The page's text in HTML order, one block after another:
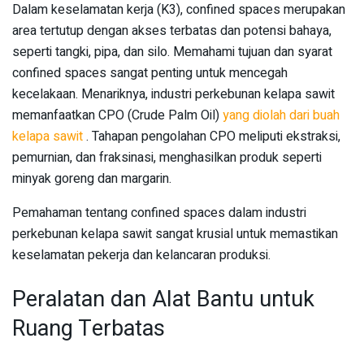
Dalam keselamatan kerja (K3), confined spaces merupakan
area tertutup dengan akses terbatas dan potensi bahaya,
seperti tangki, pipa, dan silo. Memahami tujuan dan syarat
confined spaces sangat penting untuk mencegah
kecelakaan. Menariknya, industri perkebunan kelapa sawit
memanfaatkan CPO (Crude Palm Oil)yang diolah dari buah
kelapa sawit. Tahapan pengolahan CPO meliputi ekstraksi,
pemurnian, dan fraksinasi, menghasilkan produk seperti
minyak goreng dan margarin.
Pemahaman tentang confined spaces dalam industri
perkebunan kelapa sawit sangat krusial untuk memastikan
keselamatan pekerja dan kelancaran produksi.
Peralatan dan Alat Bantu untuk
Ruang Terbatas